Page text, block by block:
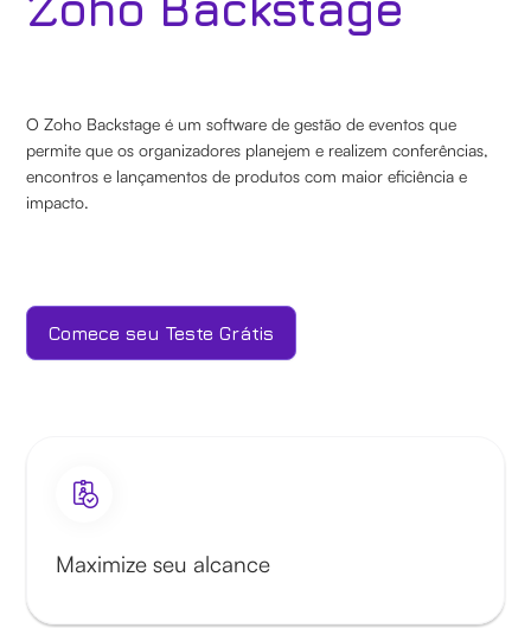
O Zoho Backstage é um software de gestão de eventos que
permite que os organizadores planejem e realizem conferências,
encontros e lançamentos de produtos com maior eficiência e
impacto.
Comece seu Teste Grátis
Maximize seu alcance